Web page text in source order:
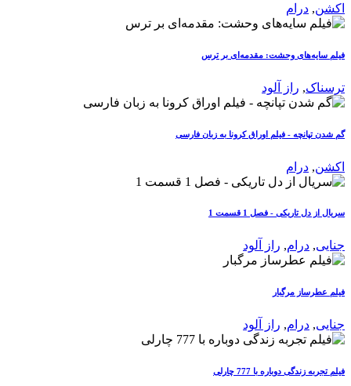
اکشن, درام
فیلم سایه‌های وحشت: مقدمه‌ای بر ترس
ترسناک, راز آلود
گم شدن تپانچه - فیلم اوراق کرونا به زبان فارسی
اکشن, درام
سریال از دل تاریکی - فصل 1 قسمت 1
جنایی, درام, راز آلود
فیلم عطرساز مرگبار
جنایی, درام, راز آلود
فیلم تجربه زندگی دوباره با 777 چارلی